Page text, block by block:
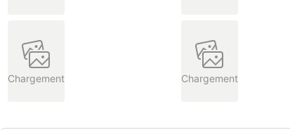
Chargement Chargement